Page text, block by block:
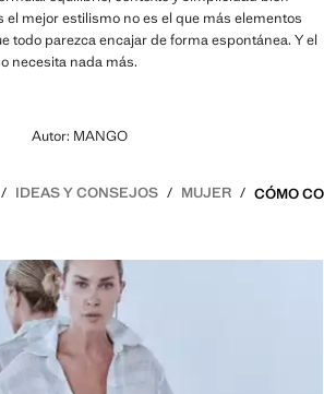
el mejor estilismo no es el que más elementos
todo parezca encajar de forma espontánea. Y el
necesita nada más.
Autor: MANGO
IDEAS Y CONSEJOS MUJER